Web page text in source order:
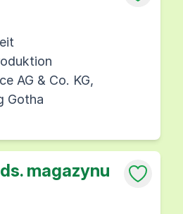
AG & Co. KG,
Gotha
magazynu